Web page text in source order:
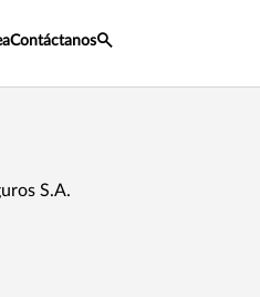
Contáctanos
S.A.